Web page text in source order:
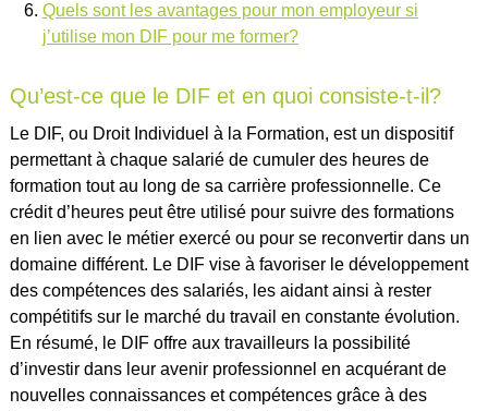
Quels sont les avantages pour mon employeur si
j’utilise mon DIF pour me former?
Qu’est-ce que le DIF et en quoi consiste-t-il?
Le DIF, ou Droit Individuel à la Formation, est un dispositif
permettant à chaque salarié de cumuler des heures de
formation tout au long de sa carrière professionnelle. Ce
crédit d’heures peut être utilisé pour suivre des formations
en lien avec le métier exercé ou pour se reconvertir dans un
domaine différent. Le DIF vise à favoriser le développement
des compétences des salariés, les aidant ainsi à rester
compétitifs sur le marché du travail en constante évolution.
En résumé, le DIF offre aux travailleurs la possibilité
d’investir dans leur avenir professionnel en acquérant de
nouvelles connaissances et compétences grâce à des